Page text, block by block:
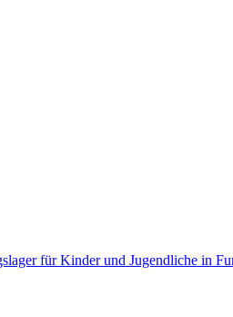
für Kinder und Jugendliche in